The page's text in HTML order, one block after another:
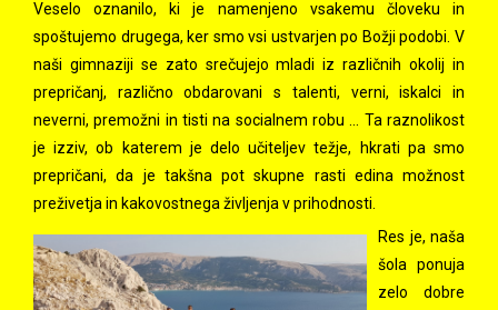
Veselo oznanilo, ki je namenjeno vsakemu človeku in
spoštujemo drugega, ker smo vsi ustvarjen po Božji podobi. V
naši gimnaziji se zato srečujejo mladi iz različnih okolij in
prepričanj, različno obdarovani s talenti, verni, iskalci in
neverni, premožni in tisti na socialnem robu ... Ta raznolikost
je izziv, ob katerem je delo učiteljev težje, hkrati pa smo
prepričani, da je takšna pot skupne rasti edina možnost
preživetja in kakovostnega življenja v prihodnosti.
Res je, naša
šola ponuja
zelo dobre